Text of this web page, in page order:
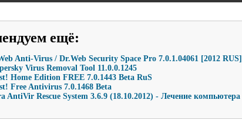
ещё:
Anti-Virus / Dr.Web Security Space Pro 7.0.1.04061 [2012 RUS]
Virus Removal Tool 11.0.0.1245
Home Edition FREE 7.0.1443 Beta RuS
Free Antivirus 7.0.1468 Beta
AntiVir Rescue System 3.6.9 (18.10.2012) - Лечение компьютера